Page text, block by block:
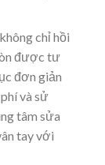
chỉ hồi
được tư
đơn giản
và sử
tâm sửa
tay với